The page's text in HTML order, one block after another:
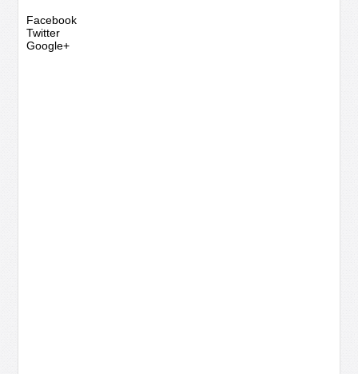
Facebook
Twitter
Google+